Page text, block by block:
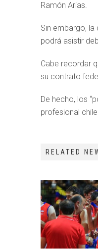
Ramón Arias.
Sin embargo, la
podrá asistir
Cabe recordar
su contrato
De hecho, los
profesional
RELATED